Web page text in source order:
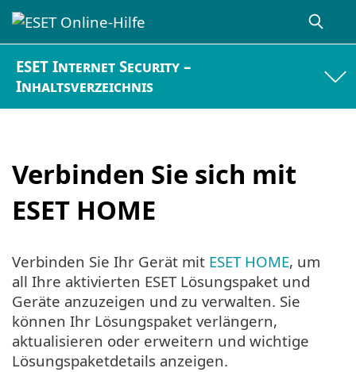
ESET Internet Security –
Inhaltsverzeichnis
Verbinden Sie sich mit
ESET HOME
Verbinden Sie Ihr Gerät mit ESET HOME, um
all Ihre aktivierten ESET Lösungspaket und
Geräte anzuzeigen und zu verwalten. Sie
können Ihr Lösungspaket verlängern,
aktualisieren oder erweitern und wichtige
Lösungspaketdetails anzeigen.